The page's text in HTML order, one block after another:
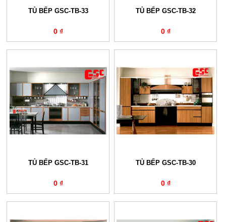
TỦ BẾP GSC-TB-33
0 ₫
TỦ BẾP GSC-TB-32
0 ₫
TỦ BẾP GSC-TB-31
0 ₫
TỦ BẾP GSC-TB-30
0 ₫